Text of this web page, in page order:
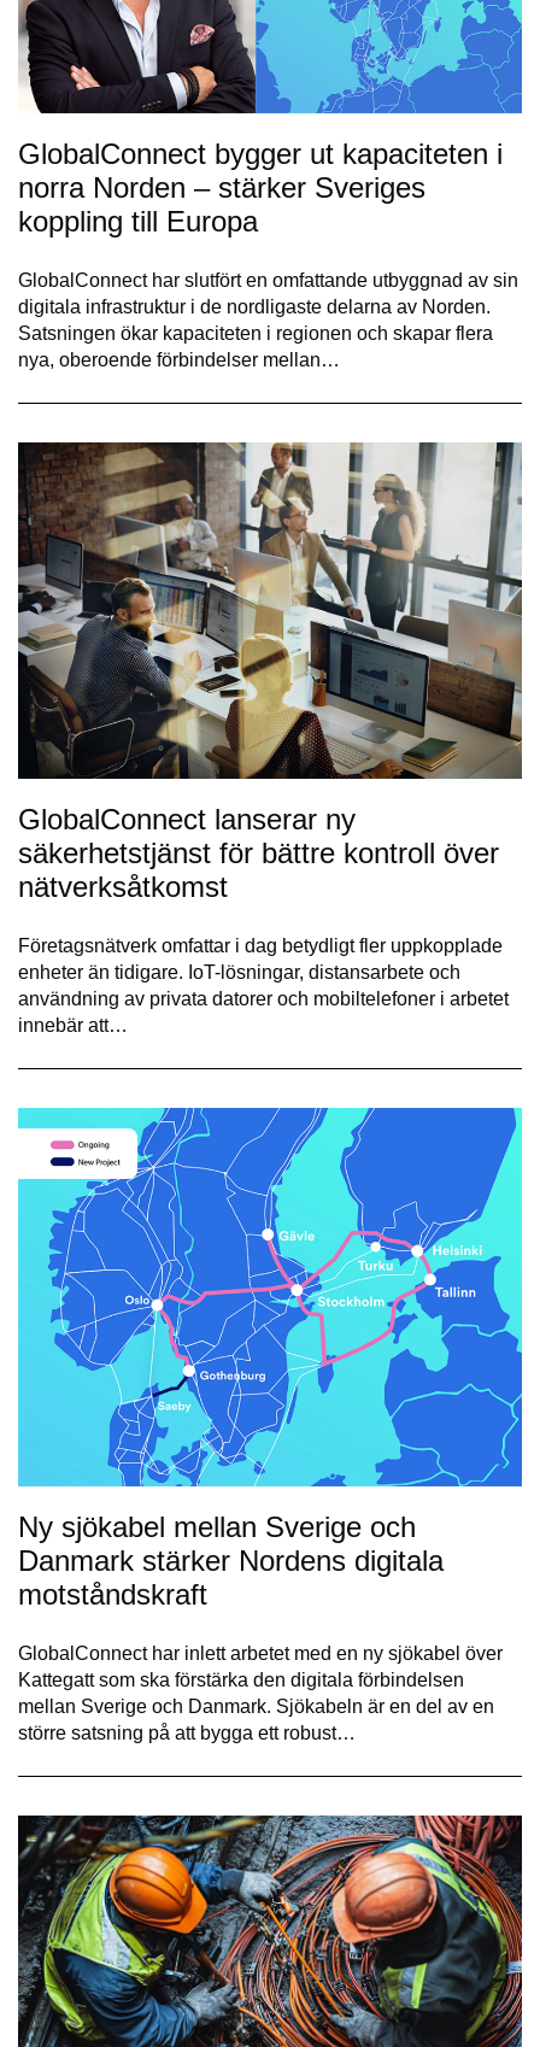
GlobalConnect bygger ut kapaciteten i
norra Norden – stärker Sveriges
koppling till Europa
GlobalConnect har slutfört en omfattande utbyggnad av sin
digitala infrastruktur i de nordligaste delarna av Norden.
Satsningen ökar kapaciteten i regionen och skapar flera
nya, oberoende förbindelser mellan…
GlobalConnect lanserar ny
säkerhetstjänst för bättre kontroll över
nätverksåtkomst
Företagsnätverk omfattar i dag betydligt fler uppkopplade
enheter än tidigare. IoT-lösningar, distansarbete och
användning av privata datorer och mobiltelefoner i arbetet
innebär att…
Ny sjökabel mellan Sverige och
Danmark stärker Nordens digitala
motståndskraft
GlobalConnect har inlett arbetet med en ny sjökabel över
Kattegatt som ska förstärka den digitala förbindelsen
mellan Sverige och Danmark. Sjökabeln är en del av en
större satsning på att bygga ett robust…